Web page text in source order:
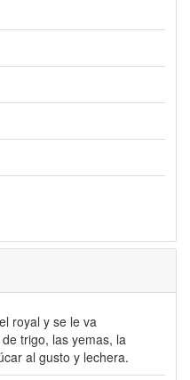
royal y se le va
trigo, las yemas, la
al gusto y lechera.